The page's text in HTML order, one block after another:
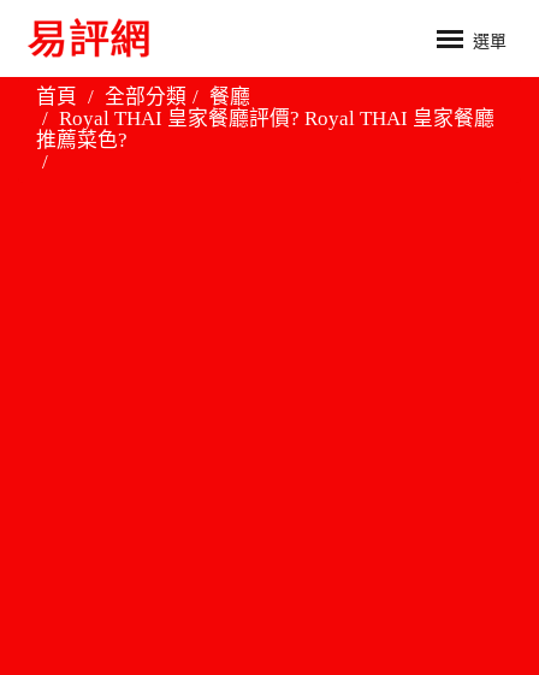
選單
首頁 全部分類
餐廳
Royal THAI 皇家餐廳評價? Royal THAI 皇家餐廳
推薦菜色?